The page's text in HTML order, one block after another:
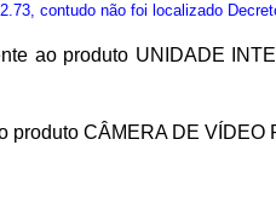
contudo não foi localizado
ao produto UNIDADE
CÂMERA DE